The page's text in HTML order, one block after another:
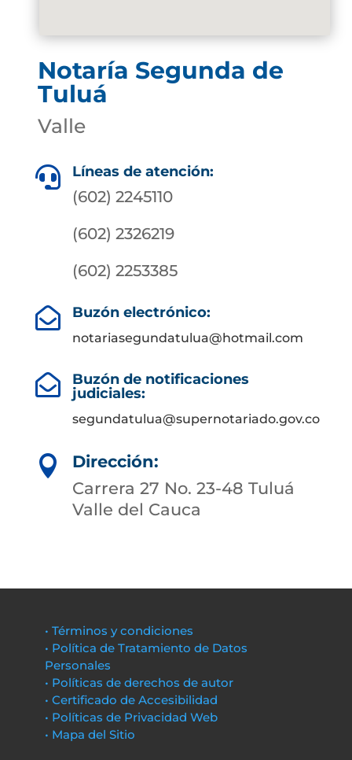
Notaría Segunda de
Tuluá
Valle
 Líneas de atención:
(602) 2245110
(602) 2326219
(602) 2253385
 Buzón electrónico:
notariasegundatulua@hotmail.com

Buzón de notificaciones
judiciales:
segundatulua@supernotariado.gov.co

Dirección:
Carrera 27 No. 23-48 Tuluá
Valle del Cauca
• Términos y condiciones
• Política de Tratamiento de Datos
Personales
• Políticas de derechos de autor
• Certificado de Accesibilidad
• Políticas de Privacidad Web
• Mapa del Sitio